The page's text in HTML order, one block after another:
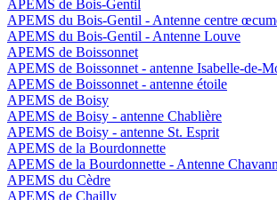
APEMS de Bois-Gentil
APEMS du Bois-Gentil - Antenne centre
APEMS du Bois-Gentil - Antenne Louve
APEMS de Boissonnet
APEMS de Boissonnet - antenne Isabelle-de-
APEMS de Boissonnet - antenne étoile
APEMS de Boisy
APEMS de Boisy - antenne Chablière
APEMS de Boisy - antenne St. Esprit
APEMS de la Bourdonnette
APEMS de la Bourdonnette - Antenne
APEMS du Cèdre
APEMS de Chailly